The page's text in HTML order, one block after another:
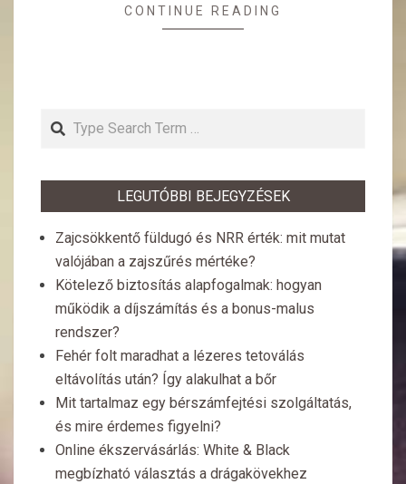
CONTINUE READING
Search
LEGUTÓBBI BEJEGYZÉSEK
Zajcsökkentő füldugó és NRR érték: mit mutat
valójában a zajszűrés mértéke?
Kötelező biztosítás alapfogalmak: hogyan
működik a díjszámítás és a bonus-malus
rendszer?
Fehér folt maradhat a lézeres tetoválás
eltávolítás után? Így alakulhat a bőr
Mit tartalmaz egy bérszámfejtési szolgáltatás,
és mire érdemes figyelni?
Online ékszervásárlás: White & Black
megbízható választás a drágakövekhez